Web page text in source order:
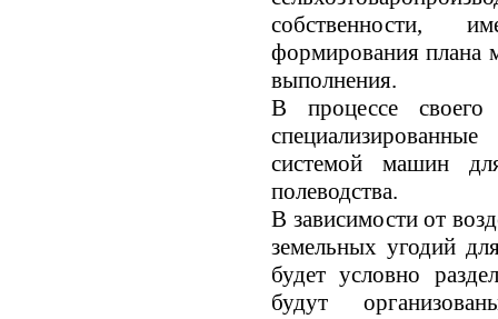
собственности,
формирования плана
выполнения.
В процессе
системой машин
полеводства.
В зависимости от
земельных угодий
будет условно
будут